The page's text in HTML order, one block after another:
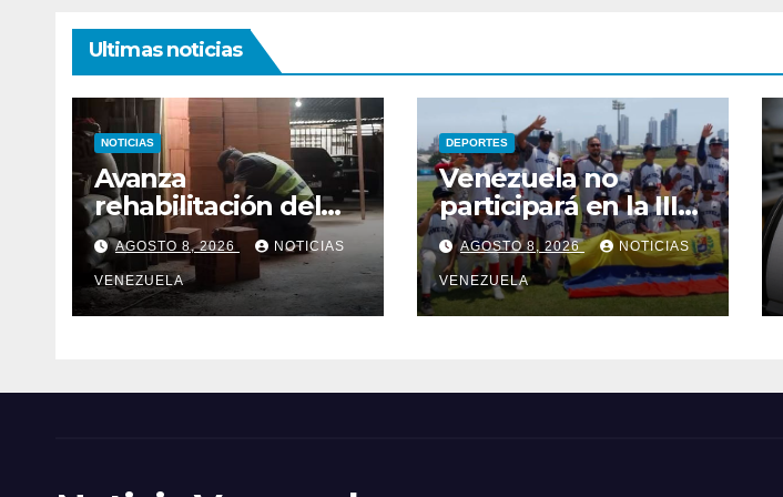
Ultimas noticias
NOTICIAS
Avanza
rehabilitación del
edificio Rosabel en
la parroquia San
José de Caracas
AGOSTO 8, 2026 NOTICIAS
VENEZUELA
DEPORTES
Venezuela no
participará en la III
Serie del Caribe Kids
Nayarit 2026
AGOSTO 8, 2026 NOTICIAS
VENEZUELA